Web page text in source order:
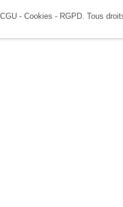
- Cookies - RGPD. Tous